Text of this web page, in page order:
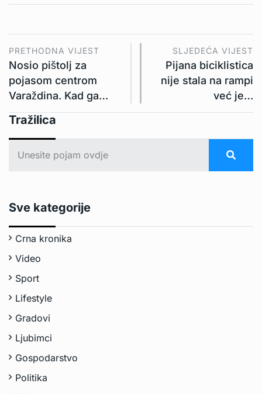
PRETHODNA VIJEST
Nosio pištolj za
pojasom centrom
Varaždina. Kad ga…
SLJEDEĆA VIJEST
Pijana biciklistica
nije stala na rampi
već je…
Tražilica
Sve kategorije
Crna kronika
Video
Sport
Lifestyle
Gradovi
Ljubimci
Gospodarstvo
Politika